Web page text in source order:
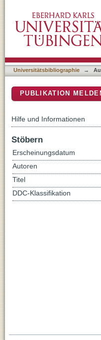
Universitätsbibliographie →
PUBLIKATION
Hilfe und Informationen
Stöbern
Erscheinungsdatum
Autoren
Titel
DDC-Klassifikation